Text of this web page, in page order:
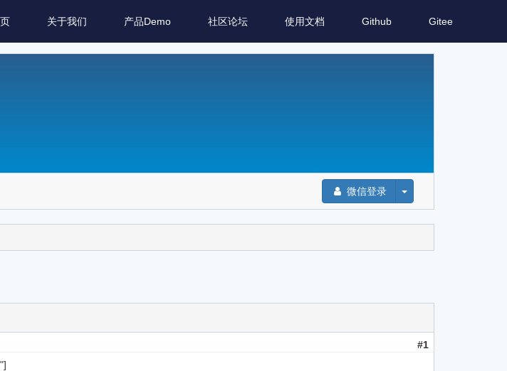
关于我们 产品Demo 社区论坛 使用文档 Github Gitee
微信登录
#1